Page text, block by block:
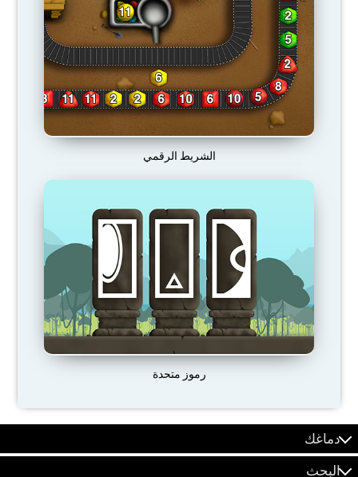
الشريط الرقمي
رموز متحدة
دماغك
البحث